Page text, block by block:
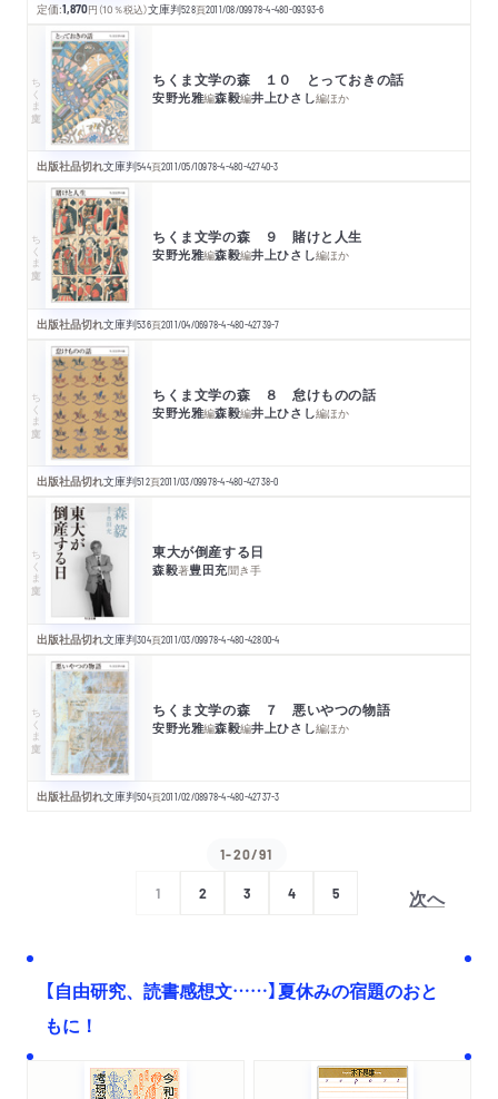
定価:1,870円 （10％税込）文庫判528頁2011/08/09978-4-480-09393-6
ちくま文庫 ちくま文学の森 １０ とっておきの話
安野光雅編森毅編井上ひさし編ほか
出版社品切れ文庫判544頁2011/05/10978-4-480-42740-3
ちくま文庫 ちくま文学の森 ９ 賭けと人生
安野光雅編森毅編井上ひさし編ほか
出版社品切れ文庫判536頁2011/04/06978-4-480-42739-7
ちくま文庫 ちくま文学の森 ８ 怠けものの話
安野光雅編森毅編井上ひさし編ほか
出版社品切れ文庫判512頁2011/03/09978-4-480-42738-0
ちくま文庫 東大が倒産する日
森毅著豊田充聞き手
出版社品切れ文庫判304頁2011/03/09978-4-480-42800-4
ちくま文庫 ちくま文学の森 ７ 悪いやつの物語
安野光雅編森毅編井上ひさし編ほか
出版社品切れ文庫判504頁2011/02/08978-4-480-42737-3
1-20/91
1 2 3 4 5 次へ
【自由研究、読書感想文……】夏休みの宿題のおと
もに！